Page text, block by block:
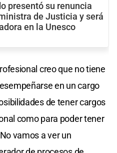
presentó su renuncia
de Justicia y será
en la Unesco
creo que no tiene
en un cargo
de tener cargos
como para poder tener
vamos a ver un